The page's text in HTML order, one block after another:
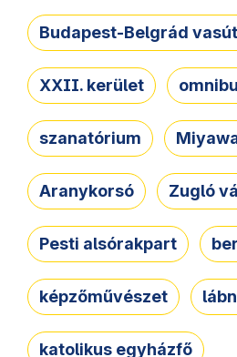
Budapest-Belgrád
XXII. kerület
szanatórium
Aranykorsó Zugló
Pesti alsórakpart
képzőművészet
katolikus egyházfő